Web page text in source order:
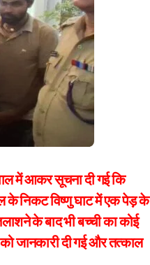
में आकर सूचना दी गई कि
के निकट विष्णु घाट में एक पेड़ के
के बाद भी बच्ची का कोई
जानकारी दी गई और तत्काल